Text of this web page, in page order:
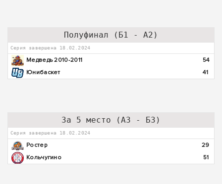
Полуфинал (Б1 - А2)
Серия завершена 18.02.2024
Медведь 2010-2011
54
Юнибаскет
41
За 5 место (А3 - Б3)
Серия завершена 18.02.2024
Ростер
29
Кольчугино
51